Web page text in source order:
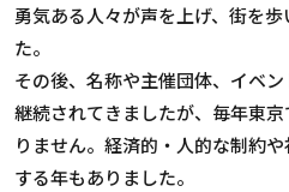
勇気ある人々が声を上げ、街を
た。
その後、名称や主催団体、イベ
継続されてきましたが、毎年東
りません。経済的・人的な制約
する年もありました。